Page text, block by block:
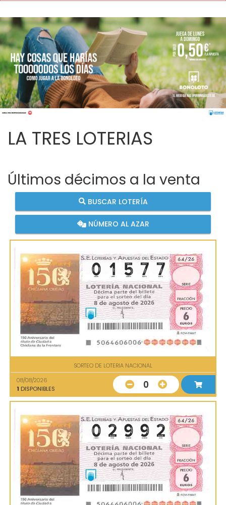
LA TRES LOTERIAS
Últimos décimos a la venta
BUSCAR LOTERÍA
NÚMERO AL AZAR
SORTEO DE LOTERIA NACIONAL
08/08/2026
1 DISPONIBLES 0